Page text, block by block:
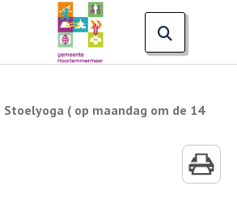
het
Stoelyoga ( op maandag om de 14